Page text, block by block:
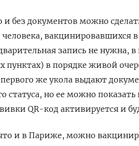
и без документов можно
вакцинировавшихся в
запись не нужна, в
пунктах) в порядке живой
же укола выдают
статуса, но ее можно
QR-код активируется и
и в Париже, можно